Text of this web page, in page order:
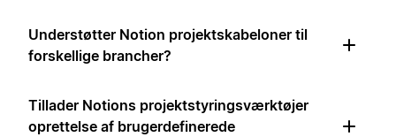
Understøtter Notion projektskabeloner til
forskellige brancher?
Tillader Notions projektstyringsværktøjer
oprettelse af brugerdefinerede